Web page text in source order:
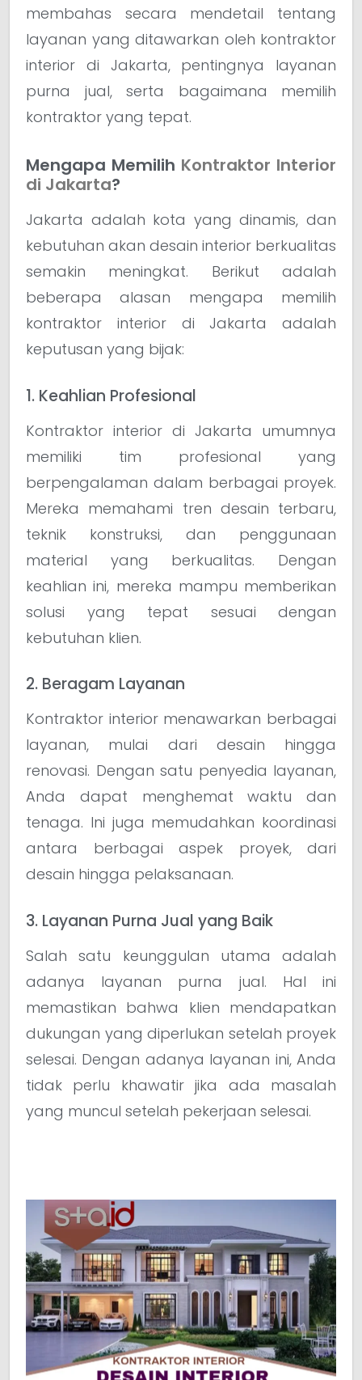
membahas secara mendetail tentang
layanan yang ditawarkan oleh kontraktor
interior di Jakarta, pentingnya layanan
purna jual, serta bagaimana memilih
kontraktor yang tepat.
Mengapa Memilih Kontraktor Interior
di Jakarta?
Jakarta adalah kota yang dinamis, dan
kebutuhan akan desain interior berkualitas
semakin meningkat. Berikut adalah
beberapa alasan mengapa memilih
kontraktor interior di Jakarta adalah
keputusan yang bijak:
1. Keahlian Profesional
Kontraktor interior di Jakarta umumnya
memiliki tim profesional yang
berpengalaman dalam berbagai proyek.
Mereka memahami tren desain terbaru,
teknik konstruksi, dan penggunaan
material yang berkualitas. Dengan
keahlian ini, mereka mampu memberikan
solusi yang tepat sesuai dengan
kebutuhan klien.
2. Beragam Layanan
Kontraktor interior menawarkan berbagai
layanan, mulai dari desain hingga
renovasi. Dengan satu penyedia layanan,
Anda dapat menghemat waktu dan
tenaga. Ini juga memudahkan koordinasi
antara berbagai aspek proyek, dari
desain hingga pelaksanaan.
3. Layanan Purna Jual yang Baik
Salah satu keunggulan utama adalah
adanya layanan purna jual. Hal ini
memastikan bahwa klien mendapatkan
dukungan yang diperlukan setelah proyek
selesai. Dengan adanya layanan ini, Anda
tidak perlu khawatir jika ada masalah
yang muncul setelah pekerjaan selesai.